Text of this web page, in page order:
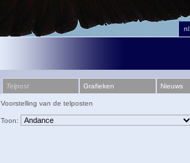
nl
Telpost Grafieken Nieuws
Voorstelling van de telposten
Toon: